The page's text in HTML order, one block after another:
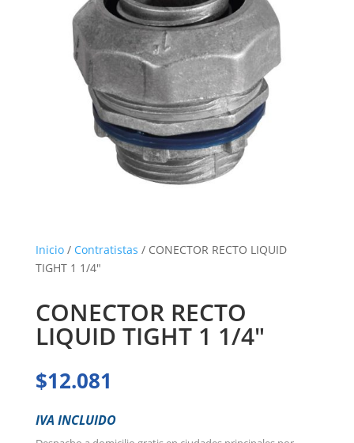
Inicio/ Contratistas / CONECTOR RECTO LIQUID
TIGHT 1 1/4″
CONECTOR RECTO
LIQUID TIGHT 1 1/4″
$12.081
IVA INCLUIDO